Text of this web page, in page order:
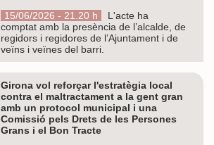
15/06/2026 - 21.20 h
L'acte ha
comptat amb la presència de l’alcalde, de
regidors i regidores de l’Ajuntament i de
veïns i veïnes del barri.
Girona vol reforçar l'estratègia local
contra el maltractament a la gent gran
amb un protocol municipal i una
Comissió pels Drets de les Persones
Grans i el Bon Tracte